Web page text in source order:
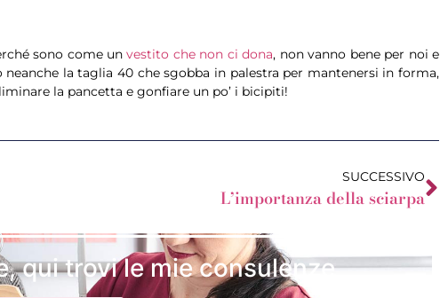
sono come unvestito che non ci dona, non vanno bene per noi e
la taglia 40 che sgobba in palestra per mantenersi in forma,
la pancetta e gonfiare un po’ i bicipiti!
SUCCESSIVO
L’importanza della sciarpa
qui trovi le mie consulenze